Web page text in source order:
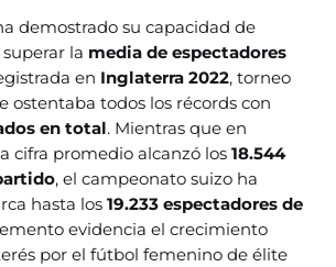
demostrado su capacidad de
la media de espectadores
en Inglaterra 2022, torneo
ostentaba todos los récords con
en total. Mientras que en
cifra promedio alcanzó los18.544
, el campeonato suizo ha
hasta los19.233 espectadores de
evidencia el crecimiento
por el fútbol femenino de élite